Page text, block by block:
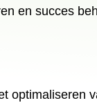
en succes
optimaliseren